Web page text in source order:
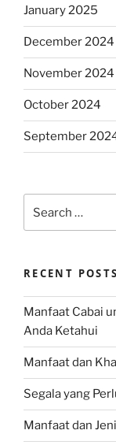
January 2025
December 2024
November 2024
October 2024
September
for:
RECENT POSTS
Manfaat Cabai
Anda Ketahui
Manfaat dan
Segala yang
Manfaat dan